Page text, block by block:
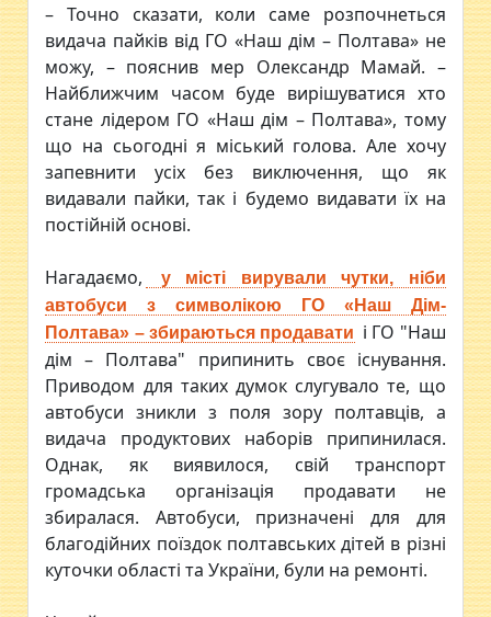
– Точно сказати, коли саме розпочнеться
видача пайків від ГО «Наш дім – Полтава» не
можу, – пояснив мер Олександр Мамай. –
Найближчим часом буде вирішуватися хто
стане лідером ГО «Наш дім – Полтава», тому
що на сьогодні я міський голова. Але хочу
запевнити усіх без виключення, що як
видавали пайки, так і будемо видавати їх на
постійній основі.
Нагадаємо,
у місті вирували чутки, ніби
автобуси з символікою ГО «Наш Дім-
Полтава» – збираються продавати і ГО "Наш
дім – Полтава" припинить своє існування.
Приводом для таких думок слугувало те, що
автобуси зникли з поля зору полтавців, а
видача продуктових наборів припинилася.
Однак, як виявилося, свій транспорт
громадська організація продавати не
збиралася. Автобуси, призначені для для
благодійних поїздок полтавських дітей в різні
куточки області та України, були на ремонті.